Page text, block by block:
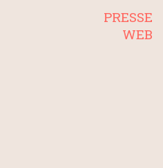
PRESSE
WEB